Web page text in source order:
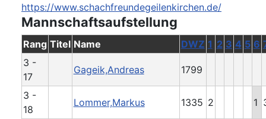
https://www.schachfreundegeilenkirchen.de/
Mannschaftsaufstellung
Rang Titel Name DWZ 1 2 3 4 5 6
3 -
17
Gageik,Andreas 1799
3 -
18
Lommer,Markus 1335 2 1